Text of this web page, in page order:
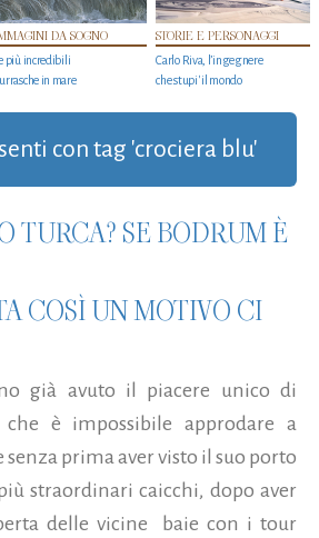
DA SOGNO
più incredibili
in mare
STORIE E PERSONAGGI
Carlo Riva, l’ingegnere
che stupi' il mondo
con tag 'crociera blu'
TURCA? SE BODRUM È
COSÌ UN MOTIVO CI
già avuto il piacere unico di
è impossibile approdare a
prima aver visto il suo porto
straordinari caicchi, dopo aver
delle vicine baie con i tour